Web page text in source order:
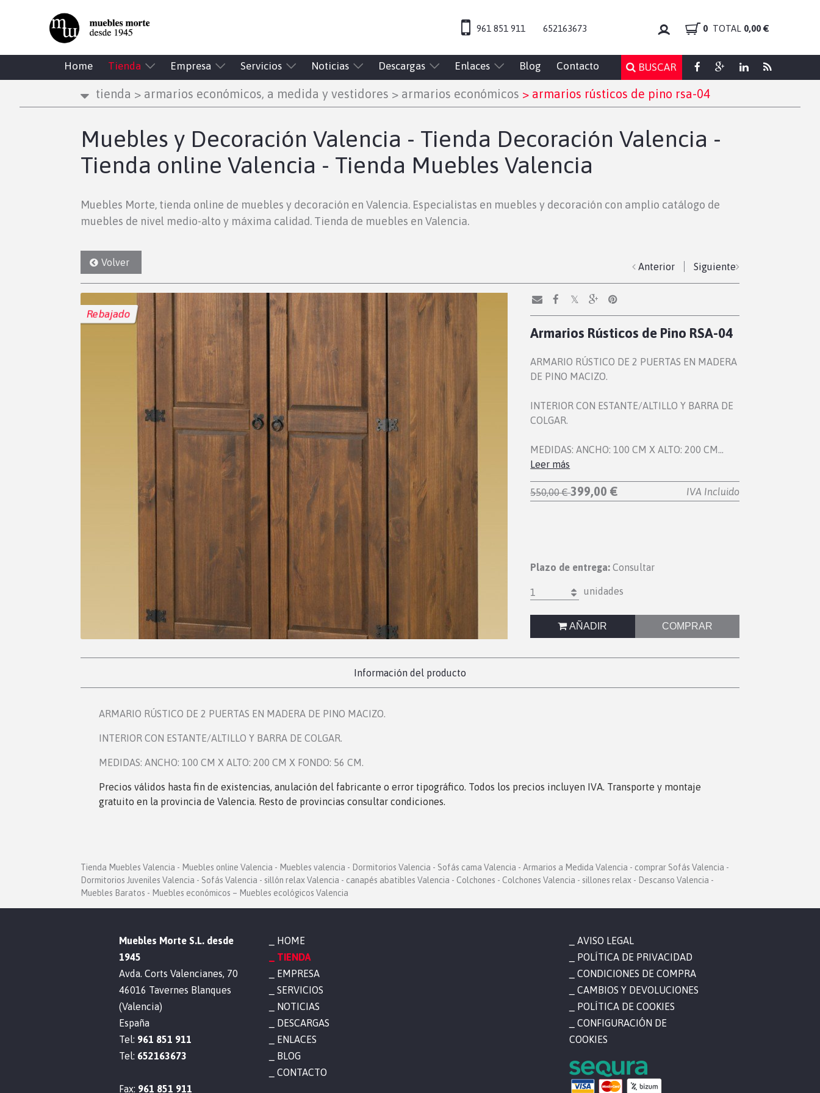
961 851 911 652163673 0 TOTAL 0,00 €
Home Tienda Empresa Servicios Noticias Descargas Enlaces Blog Contacto BUSCAR
tienda > armarios económicos, a medida y vestidores > armarios económicos > armarios rústicos de pino rsa-04
Muebles y Decoración Valencia - Tienda Decoración Valencia -
Tienda online Valencia - Tienda Muebles Valencia
Muebles Morte, tienda online de muebles y decoración en Valencia. Especialistas en muebles y decoración con amplio catálogo de
muebles de nivel medio-alto y máxima calidad. Tienda de muebles en Valencia.
Volver Anterior Siguiente
Rebajado
Armarios Rústicos de Pino RSA-04
ARMARIO RÚSTICO DE 2 PUERTAS EN MADERA
DE PINO MACIZO.
INTERIOR CON ESTANTE/ALTILLO Y BARRA DE
COLGAR.
MEDIDAS: ANCHO: 100 CM X ALTO: 200 CM…
Leer más
550,00 €399,00 € IVA Incluido
Plazo de entrega: Consultar
1 unidades
AÑADIR COMPRAR
Información del producto
ARMARIO RÚSTICO DE 2 PUERTAS EN MADERA DE PINO MACIZO.
INTERIOR CON ESTANTE/ALTILLO Y BARRA DE COLGAR.
MEDIDAS: ANCHO: 100 CM X ALTO: 200 CM X FONDO: 56 CM.
Precios válidos hasta fin de existencias, anulación del fabricante o error tipográfico. Todos los precios incluyen IVA. Transporte y montaje
gratuito en la provincia de Valencia. Resto de provincias consultar condiciones.
Tienda Muebles Valencia - Muebles online Valencia - Muebles valencia - Dormitorios Valencia - Sofás cama Valencia - Armarios a Medida Valencia - comprar Sofás Valencia -
Dormitorios Juveniles Valencia - Sofás Valencia - sillón relax Valencia - canapés abatibles Valencia - Colchones - Colchones Valencia - sillones relax - Descanso Valencia -
Muebles Baratos - Muebles económicos – Muebles ecológicos Valencia
Muebles Morte S.L. desde
1945
Avda. Corts Valencianes, 70
46016 Tavernes Blanques
(Valencia)
España
Tel: 961 851 911
Tel: 652163673
Fax: 961 851 911
HOME
TIENDA
EMPRESA
SERVICIOS
NOTICIAS
DESCARGAS
ENLACES
BLOG
CONTACTO
AVISO LEGAL
POLÍTICA DE PRIVACIDAD
CONDICIONES DE COMPRA
CAMBIOS Y DEVOLUCIONES
POLÍTICA DE COOKIES
CONFIGURACIÓN DE
COOKIES